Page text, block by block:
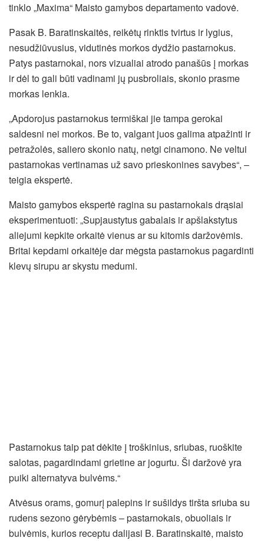
tinklo „Maxima“ Maisto gamybos departamento vadovė.
Pasak B. Baratinskaitės, reikėtų rinktis tvirtus ir lygius,
nesudžiūvusius, vidutinės morkos dydžio pastarnokus.
Patys pastarnokai, nors vizualiai atrodo panašūs į morkas
ir dėl to gali būti vadinami jų pusbroliais, skonio prasme
morkas lenkia.
„Apdorojus pastarnokus termiškai jie tampa gerokai
saldesni nei morkos. Be to, valgant juos galima atpažinti ir
petražolės, saliero skonio natų, netgi cinamono. Ne veltui
pastarnokas vertinamas už savo prieskonines savybes“, –
teigia ekspertė.
Maisto gamybos ekspertė ragina su pastarnokais drąsiai
eksperimentuoti: „Supjaustytus gabalais ir apšlakstytus
aliejumi kepkite orkaitė vienus ar su kitomis daržovėmis.
Britai kepdami orkaitėje dar mėgsta pastarnokus pagardinti
klevų sirupu ar skystu medumi.
Pastarnokus taip pat dėkite į troškinius, sriubas, ruoškite
salotas, pagardindami grietine ar jogurtu. Ši daržovė yra
puiki alternatyva bulvėms.“
Atvėsus orams, gomurį palepins ir sušildys tiršta sriuba su
rudens sezono gėrybėmis – pastarnokais, obuoliais ir
bulvėmis, kurios receptu dalijasi B. Baratinskaitė, maisto